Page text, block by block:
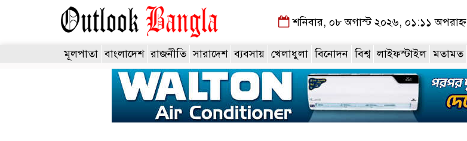
শনিবার, ০৮ অগাস্ট ২০২৬, ০১:১১ অপরাহ্ন
মূলপাতা বাংলাদেশ রাজনীতি সারাদেশ ব্যবসায় খেলাধুলা বিনোদন বিশ্ব লাইফস্টাইল মতামত